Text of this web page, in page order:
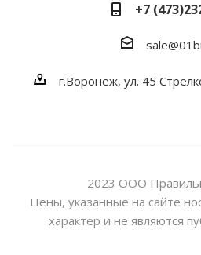
+7
г.Воронеж, ул. 45
2023 ООО
Цены, указанные на сайте
характер и не являются